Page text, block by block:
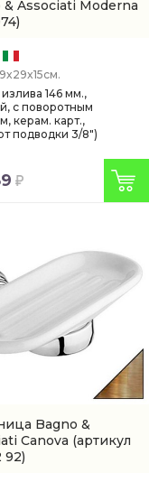
& Associati Moderna
9x29x15см.
146 мм.,
с поворотным
керам. карт.,
подводки 3/8")
Bagno &
Canova (артикул
92)